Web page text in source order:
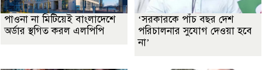
পাওনা না মিটিয়েই বাংলাদেশে
অর্ডার স্থগিত করল এলপিপি
‘সরকারকে পাঁচ বছর দেশ
পরিচালনার সুযোগ দেওয়া হবে
না’